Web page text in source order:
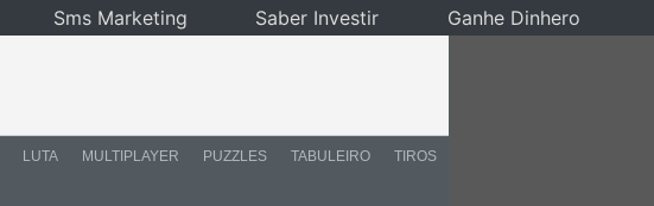
LUTA MULTIPLAYER PUZZLES TABULEIRO TIROS
Sms Marketing Saber Investir Ganhe Dinhero